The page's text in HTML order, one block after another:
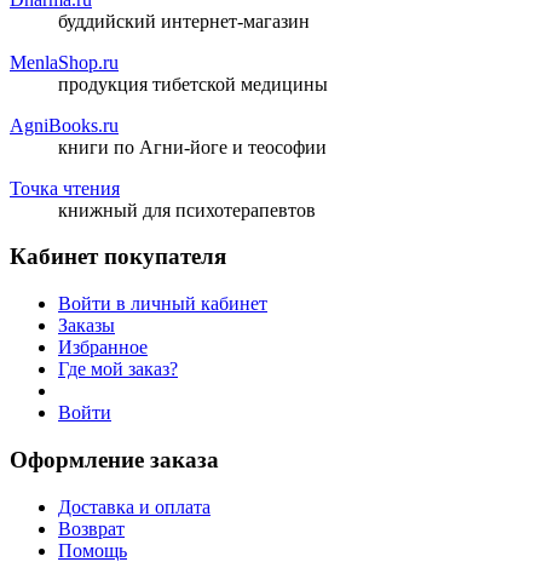
буддийский интернет-магазин
MenlaShop.ru
продукция тибетской медицины
AgniBooks.ru
книги по Агни-йоге и теософии
Точка чтения
книжный для психотерапевтов
Кабинет покупателя
Войти в личный кабинет
Заказы
Избранное
Где мой заказ?
Войти
Оформление заказа
Доставка и оплата
Возврат
Помощь